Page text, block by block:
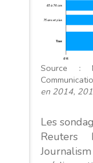
Source :
en 2014,
Les